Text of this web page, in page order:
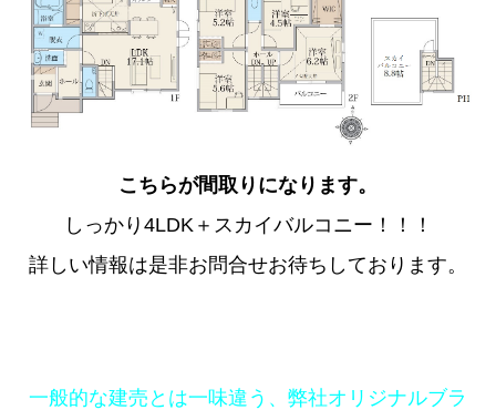
こちらが間取りになります。
しっかり4LDK＋スカイバルコニー！！！
詳しい情報は是非お問合せお待ちしております。
一般的な建売とは一味違う、弊社オリジナルブラ